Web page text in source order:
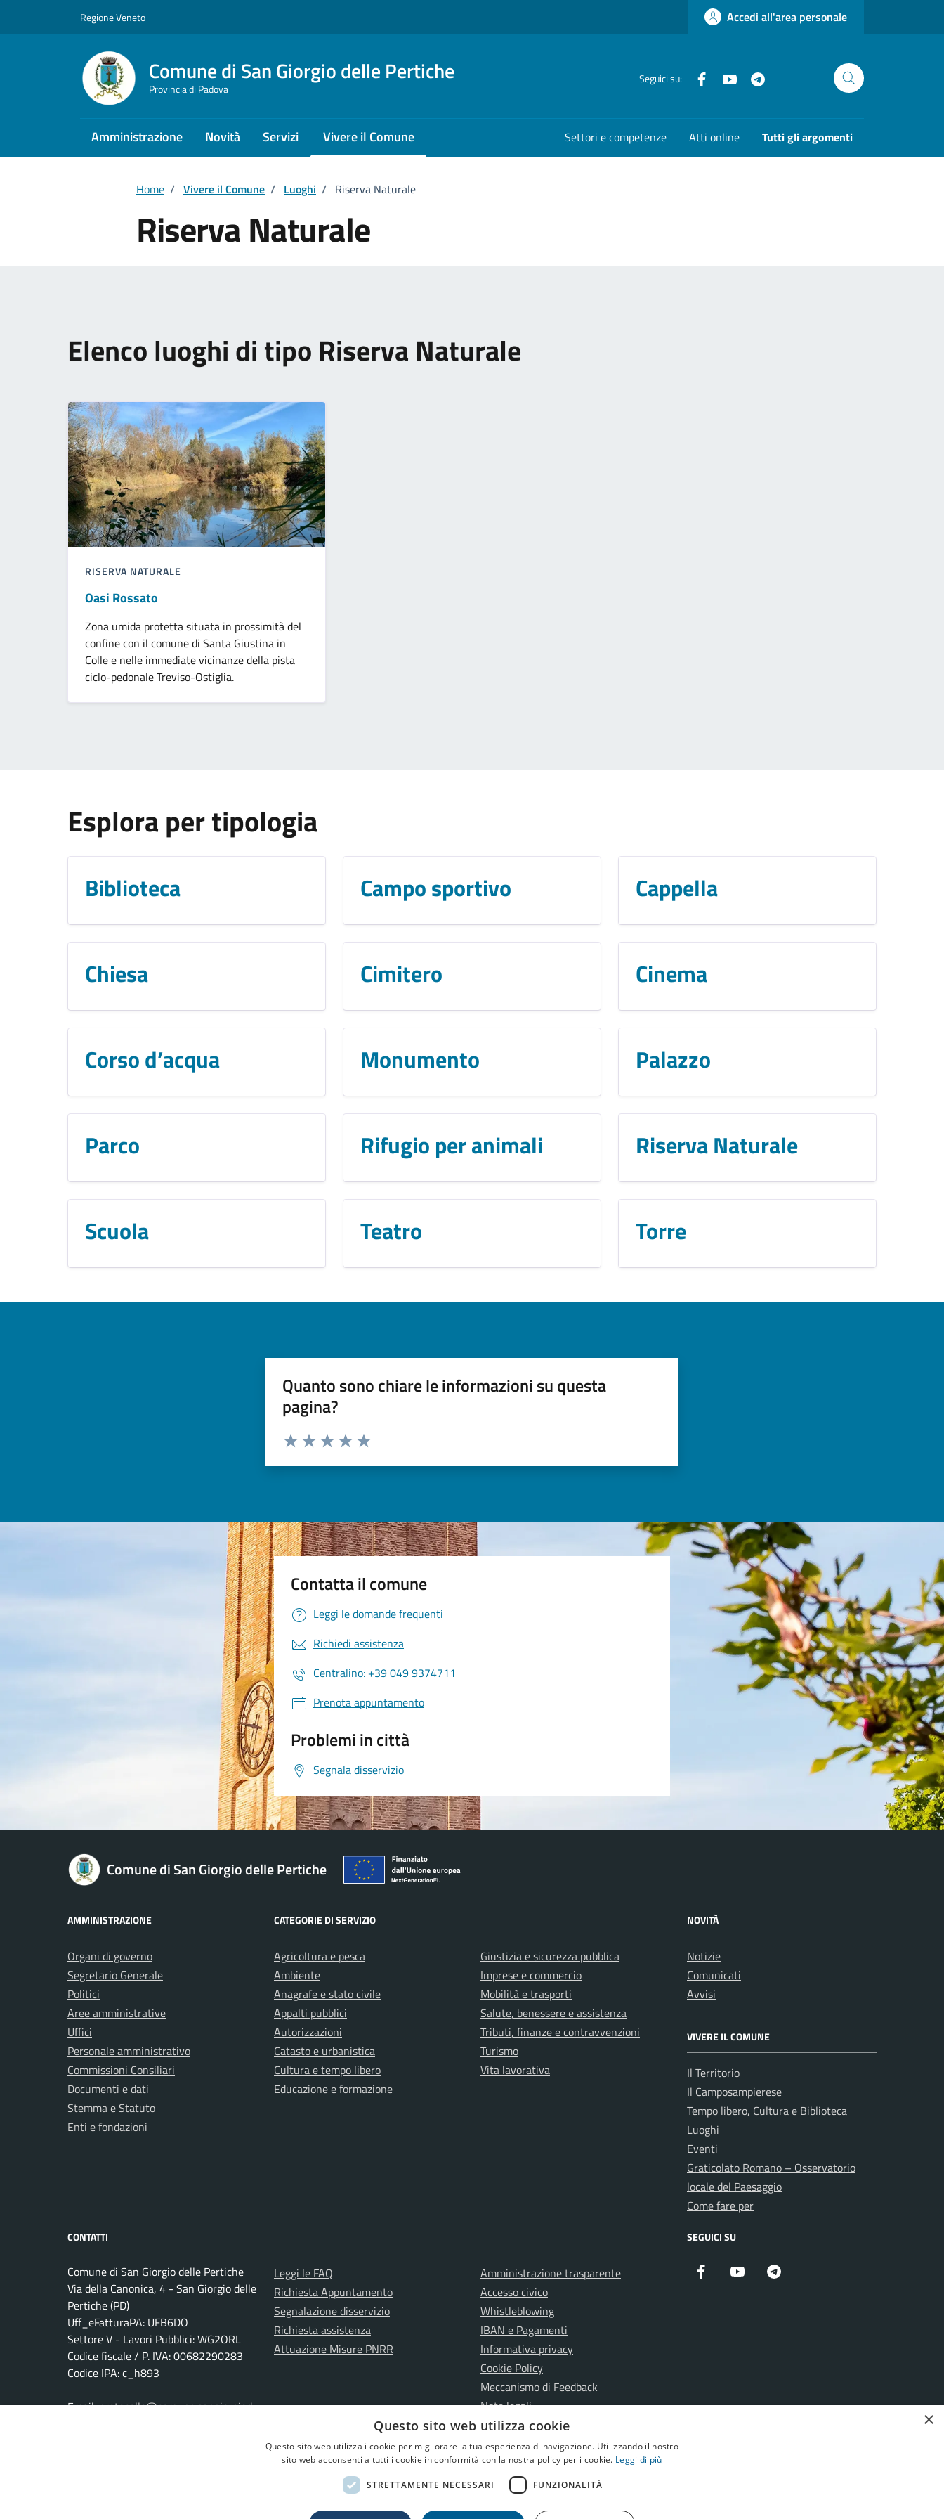
Regione Veneto Accedi all'area personale
Comune di San Giorgio delle Pertiche
Provincia di Padova
Seguici su: FacebookYouTube
Amministrazione Novità Servizi Vivere il Comune Settori e competenze Atti online Tutti gli argomenti
Home / Vivere il Comune / Luoghi / Riserva Naturale
Riserva Naturale
Elenco luoghi di tipo Riserva Naturale
RISERVA NATURALE
Oasi Rossato
Zona umida protetta situata in prossimità del
confine con il comune di Santa Giustina in
Colle e nelle immediate vicinanze della pista
ciclo-pedonale Treviso-Ostiglia.
Esplora per tipologia
Biblioteca Campo sportivo Cappella
Chiesa Cimitero Cinema
Corso d’acqua Monumento Palazzo
Parco Rifugio per animali Riserva Naturale
Scuola Teatro Torre
Quanto sono chiare le informazioni su questa
pagina?
Contatta il comune
Leggi le domande frequenti
Richiedi assistenza
Centralino: +39 049 9374711
Prenota appuntamento
Problemi in città
Segnala disservizio
Comune di San Giorgio delle Pertiche
AMMINISTRAZIONE
Organi di governo
Segretario Generale
Politici
Aree amministrative
Uffici
Personale amministrativo
Commissioni Consiliari
Documenti e dati
Stemma e Statuto
Enti e fondazioni
CATEGORIE DI SERVIZIO
Agricoltura e pesca
Ambiente
Anagrafe e stato civile
Appalti pubblici
Autorizzazioni
Catasto e urbanistica
Cultura e tempo libero
Educazione e formazione
Giustizia e sicurezza pubblica
Imprese e commercio
Mobilità e trasporti
Salute, benessere e assistenza
Tributi, finanze e contravvenzioni
Turismo
Vita lavorativa
NOVITÀ
Notizie
Comunicati
Avvisi
VIVERE IL COMUNE
Il Territorio
Il Camposampierese
Tempo libero, Cultura e Biblioteca
Luoghi
Eventi
Graticolato Romano – Osservatorio
locale del Paesaggio
Come fare per
CONTATTI
Comune di San Giorgio delle Pertiche
Via della Canonica, 4 - San Giorgio delle
Pertiche (PD)
Uff_eFatturaPA: UFB6DO
Settore V - Lavori Pubblici: WG2ORL
Codice fiscale / P. IVA: 00682290283
Codice IPA: c_h893
Email:protocollo@comune.sangiorgiod
Leggi le FAQ
Richiesta Appuntamento
Segnalazione disservizio
Richiesta assistenza
Attuazione Misure PNRR
Amministrazione trasparente
Accesso civico
Whistleblowing
IBAN e Pagamenti
Informativa privacy
Cookie Policy
Meccanismo di Feedback
Note legali
Dichiarazione di accessibilità
Fiera Arsego - Dichiarazione di
accessibilità
SEGUICI SU
Facebook YouTube
×
Questo sito web utilizza cookie
Questo sito web utilizza i cookie per migliorare la tua esperienza di navigazione. Utilizzando il nostro
sito web acconsenti a tutti i cookie in conformità con la nostra policy per i cookie. Leggi di più
STRETTAMENTE NECESSARI FUNZIONALITÀ